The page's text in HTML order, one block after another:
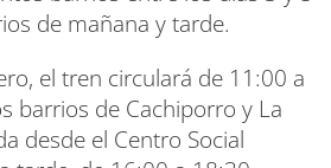
de mañana y tarde.
el tren circulará de 11:00 a
barrios de Cachiporro y La
desde el Centro Social